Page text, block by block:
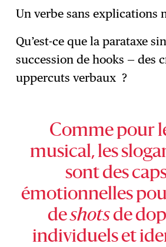
Un verbe sans explications
Qu’est-ce que la parataxe
succession de hooks — des
uppercuts verbaux ?
Comme pour
musical, les
sont des
émotionnelles
deshotsde
individuels et